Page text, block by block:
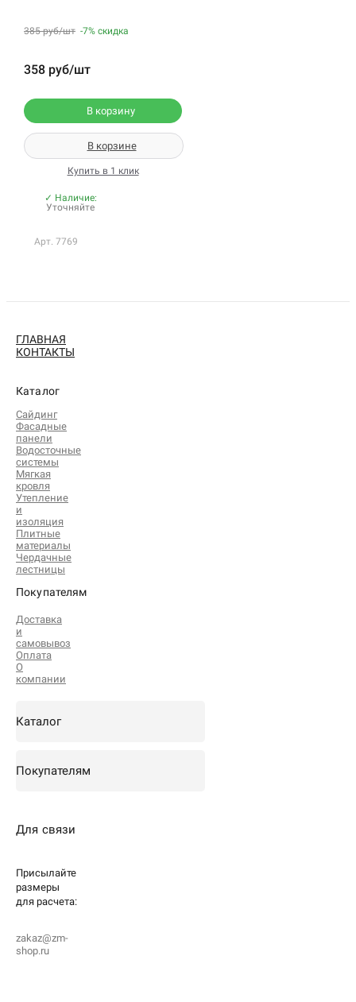
385 руб/шт -7% скидка
358 руб/шт
В корзину
В корзине
Купить в 1 клик
✓ Наличие:
Уточняйте
Арт. 7769
ГЛАВНАЯ
КОНТАКТЫ
Каталог
Сайдинг
Фасадные
панели
Водосточные
системы
Мягкая
кровля
Утепление
и
изоляция
Плитные
материалы
Чердачные
лестницы
Покупателям
Доставка
и
самовывоз
Оплата
О
компании
Каталог
Покупателям
Для связи
Присылайте
размеры
для расчета:
zakaz@zm-
shop.ru